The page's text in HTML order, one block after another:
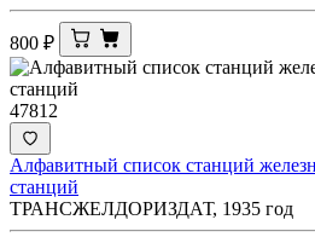
800 ₽
47812
Алфавитный список станций
станций
ТРАНСЖЕЛДОРИЗДАТ, 1935 год